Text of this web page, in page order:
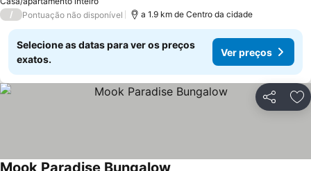
/ Pontuação não disponível a 1.9 km de Centro da cidade
Selecione as datas para ver os preços
exatos.
Ver preços
Partilhar
Mook Paradise Bungalow